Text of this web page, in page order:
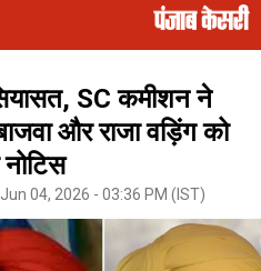
SC कमीशन ने
और राजा वड़िंग को
04, 2026 - 03:36 PM (IST)